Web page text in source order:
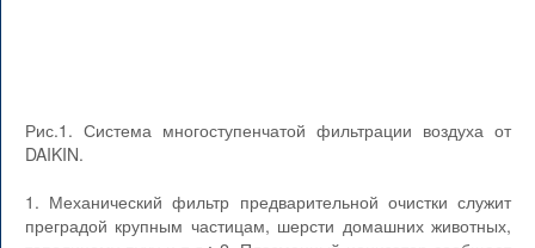
Рис.1. Система многоступенчатой фильтрации воздуха от
DAIKIN.
1. Механический фильтр предварительной очистки служит
преградой крупным частицам, шерсти домашних животных,